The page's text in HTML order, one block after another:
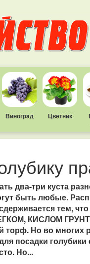
Виноград Цветник
два-три куста
быть любые.
тем,
КИСЛОМ
торф. Но во многих
посадки
Но...